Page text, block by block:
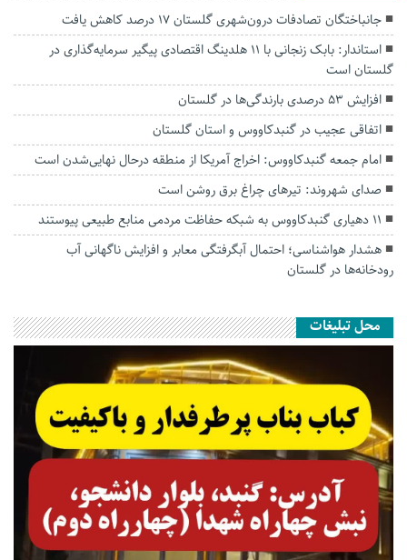
جانباختگان تصادفات درون‌شهری گلستان ۱۷ درصد کاهش یافت
استاندار: بابک زنجانی با ۱۱ هلدینگ اقتصادی پیگیر سرمایه‌گذاری در
گلستان است
افزایش ۵۳ درصدی بارندگی‌ها در گلستان
اتفاقی عجیب در‌ گنبدکاووس و استان گلستان
امام جمعه گنبدکاووس: اخراج آمریکا از منطقه درحال نهایی‌شدن است
صدای شهروند: تیرهای چراغ برق روشن است
۱۱ دهیاری گنبدکاووس به شبکه حفاظت مردمی منابع طبیعی پیوستند
هشدار هواشناسی؛ احتمال آبگرفتگی معابر و افزایش ناگهانی آب
رودخانه‌ها در گلستان
محل تبلیغات